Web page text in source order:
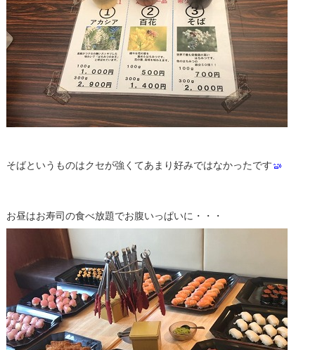
そばというものはクセが強くてあまり好みではなかったです
お昼はお寿司の食べ放題でお腹いっぱいに・・・